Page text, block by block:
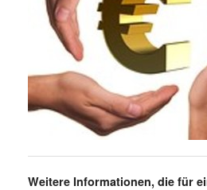
Weitere Informationen, die für